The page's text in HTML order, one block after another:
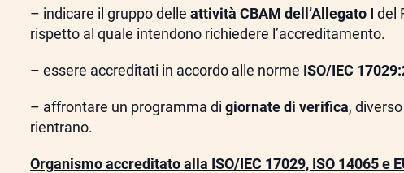
– indicare il gruppo delle attività CBAM dell’Allegato I del
rispetto al quale intendono richiedere l’accreditamento.
– essere accreditati in accordo alle norme ISO/IEC
– affrontare un programma di giornate di verifica,
rientrano.
Organismo accreditato alla ISO/IEC 17029, ISO 14065 e